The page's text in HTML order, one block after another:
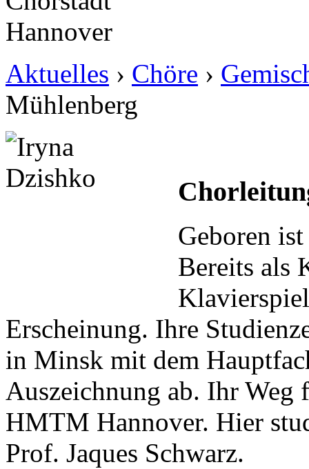
Aktuelles › Chöre ›
Mühlenberg
Geboren
Bereits als
Erscheinung. Ihre
in Minsk mit dem
Auszeichnung ab. Ihr
HMTM Hannover. Hier
Prof. Jaques Schwarz.